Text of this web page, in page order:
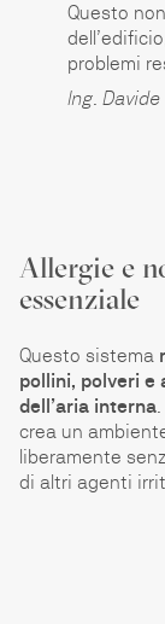
Questo
problemi
Ing. Davide
Allergie e
essenziale
Questo sistema
pollini, polveri e
dell’aria interna
crea un
liberamente
di altri agenti